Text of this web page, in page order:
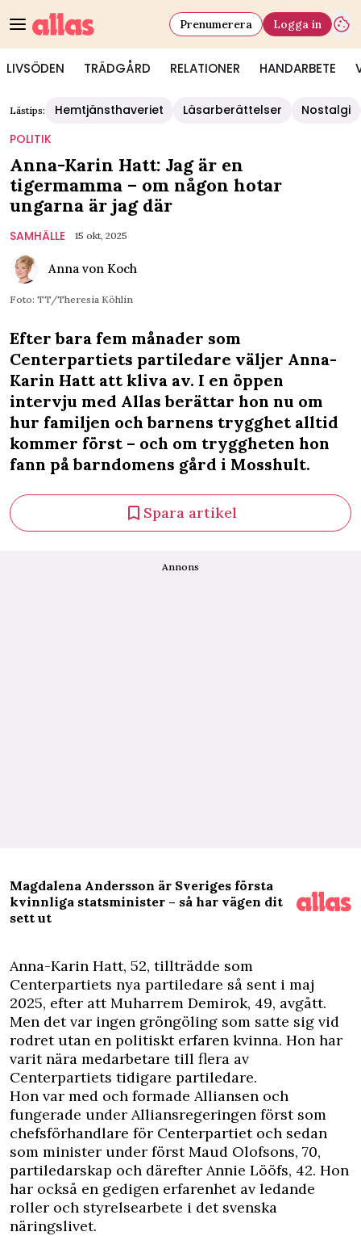
LIVSÖDEN TRÄDGÅRD RELATIONER HANDARBETE
Prenumerera Logga in
Lästips: Hemtjänsthaveriet Läsarberättelser
Nostalgi
POLITIK
Anna-Karin Hatt: Jag är en
tigermamma – om någon hotar
ungarna är jag där
SAMHÄLLE 15 okt, 2025
Anna von Koch
Foto: TT/Theresia Köhlin
Efter bara fem månader som
Centerpartiets partiledare väljer Anna-
Karin Hatt att kliva av. I en öppen
intervju med Allas berättar hon nu om
hur familjen och barnens trygghet alltid
kommer först – och om tryggheten hon
fann på barndomens gård i Mosshult.
Spara artikel
Annons
Magdalena Andersson är Sveriges första
kvinnliga statsminister – så har vägen dit
sett ut
Anna-Karin Hatt, 52, tillträdde som
Centerpartiets nya partiledare så sent i maj
2025, efter att Muharrem Demirok, 49, avgått.
Men det var ingen gröngöling som satte sig vid
rodret utan en politiskt erfaren kvinna. Hon har
varit nära medarbetare till flera av
Centerpartiets tidigare partiledare.
Hon var med och formade Alliansen och
fungerade under Alliansregeringen först som
chefsförhandlare för Centerpartiet och sedan
som minister under först Maud Olofsons, 70,
partiledarskap och därefter Annie Lööfs, 42. Hon
har också en gedigen erfarenhet av ledande
roller och styrelsearbete i det svenska
näringslivet.